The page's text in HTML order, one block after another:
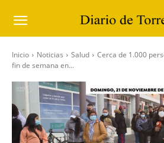
Inicio Noticias Salud
Cerca de 1.000
fin de semana en...